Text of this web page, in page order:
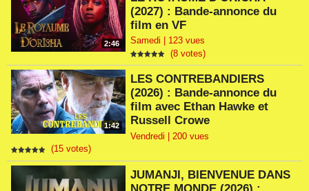
2:46
(2027) : Bande-annonce du
film en VF
Samedi | 123 vues
(8 votes)
1:42
LES CONTREBANDIERS
(2026) : Bande-annonce du
film avec Ethan Hawke et
Russell Crowe
Vendredi | 200 vues
(15 votes)
JUMANJI, BIENVENUE DANS